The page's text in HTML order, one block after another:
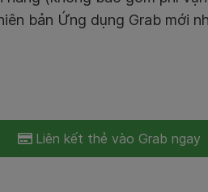
bản Ứng dụng Grab mới
Liên kết thẻ vào Grab ngay